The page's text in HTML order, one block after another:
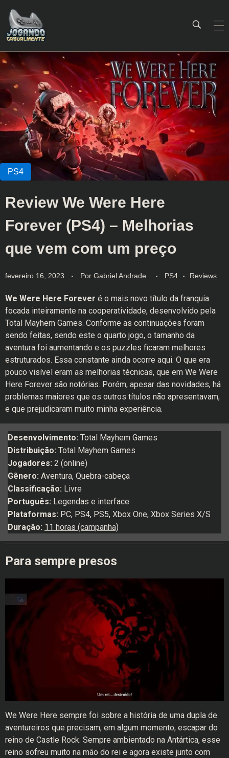
Jogando Casualmente
Conteúdo family friendly sobre games! Desde 2019 analisando jogos.
Review We Were Here
Forever (PS4) – Melhorias
que vem com um preço
fevereiro 16, 2023 Por Gabriel Andrade PS4 Reviews
We Were Here Forever é o mais novo título da franquia
focada inteiramente na cooperatividade, desenvolvido pela
Total Mayhem Games. Conforme as continuações foram
sendo feitas, sendo este o quarto jogo, o tamanho da
aventura foi aumentando e os puzzles ficaram melhores
estruturados. Essa constante ainda ocorre aqui. O que era
pouco visível eram as melhorias técnicas, que em We Were
Here Forever são notórias. Porém, apesar das novidades, há
problemas maiores que os outros títulos não apresentavam,
e que prejudicaram muito minha experiência.
Desenvolvimento: Total Mayhem Games
Distribuição: Total Mayhem Games
Jogadores: 2 (online)
Gênero: Aventura, Quebra-cabeça
Classificação: Livre
Português: Legendas e interface
Plataformas: PC, PS4, PS5, Xbox One, Xbox Series X/S
Duração: 11 horas (campanha)
Para sempre presos
We Were Here sempre foi sobre a história de uma dupla de
aventureiros que precisam, em algum momento, escapar do
reino de Castle Rock. Sempre ambientado na Antártica, esse
reino sofreu muito na mão do rei e agora existe junto com